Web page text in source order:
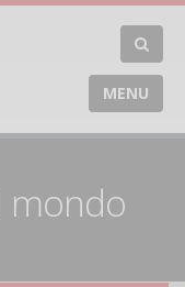
MENU
mondo